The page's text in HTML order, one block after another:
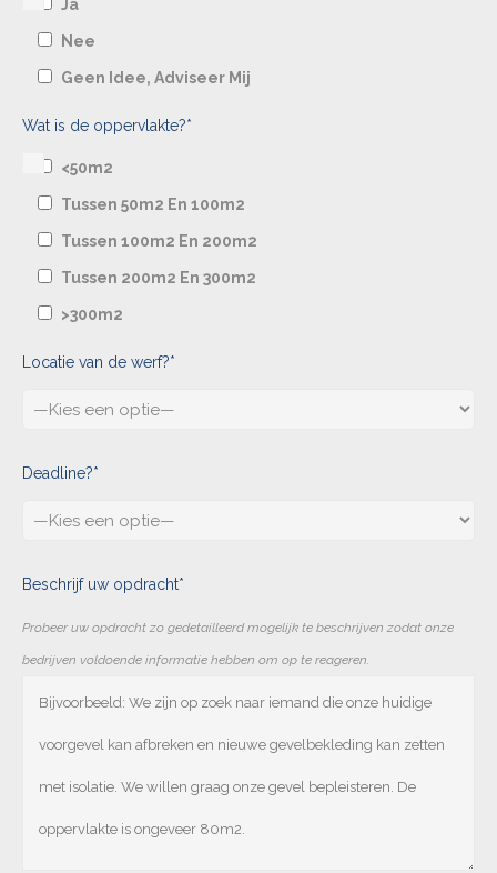
Ja
Nee
Geen Idee, Adviseer Mij
Wat is de oppervlakte?*
<50m2
Tussen 50m2 En 100m2
Tussen 100m2 En 200m2
Tussen 200m2 En 300m2
>300m2
Locatie van de werf?*
Deadline?*
Beschrijf uw opdracht*
Probeer uw opdracht zo gedetailleerd mogelijk te beschrijven zodat onze
bedrijven voldoende informatie hebben om op te reageren.